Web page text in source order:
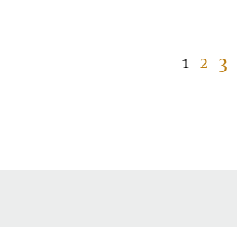
1 2 3